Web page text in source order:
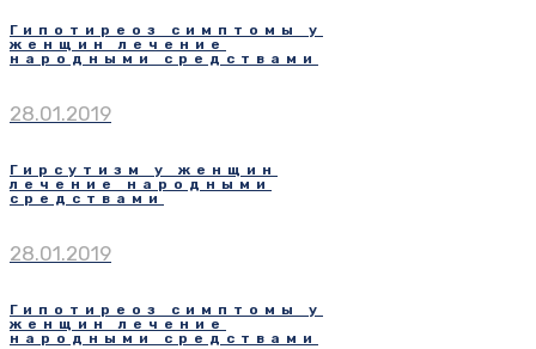
Гипотиреоз симптомы у
женщин лечение
народными средствами
28.01.2019
Гирсутизм у женщин
лечение народными
средствами
28.01.2019
Гипотиреоз симптомы у
женщин лечение
народными средствами